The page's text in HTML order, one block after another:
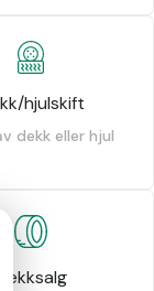
hjulskift
dekk eller hjul
Dekksalg